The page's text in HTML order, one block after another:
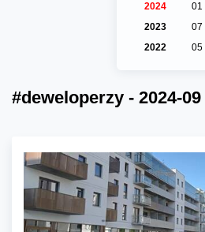
2024
01
2023
07
2022
05
#deweloperzy - 2024-09